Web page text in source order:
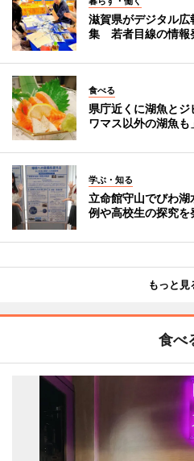
滋賀県がデジタル
集 若者目線の情報
食べる
県庁近くに湖魚と
ワマス以外の湖魚も
学ぶ・知る
立命館守山でびわ
例や高校生の探究を
もっと見
食べ